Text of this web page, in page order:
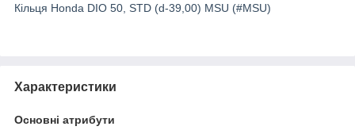
Кільця Honda DIO 50, STD (d-39,00) MSU (#MSU)
Характеристики
Основні атрибути